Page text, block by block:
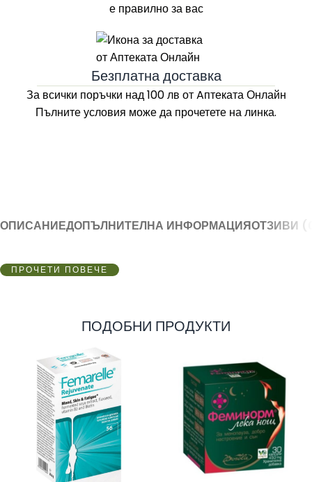
е правилно за вас
Безплатна доставка
За всички поръчки над 100 лв от Aптеката Онлайн
Пълните условия може да прочетете на линка.
ОПИСАНИЕДОПЪЛНИТЕЛНА ИНФОРМАЦИЯОТЗИВИ
ПРОЧЕТИ ПОВЕЧЕ
ПОДОБНИ ПРОДУКТИ